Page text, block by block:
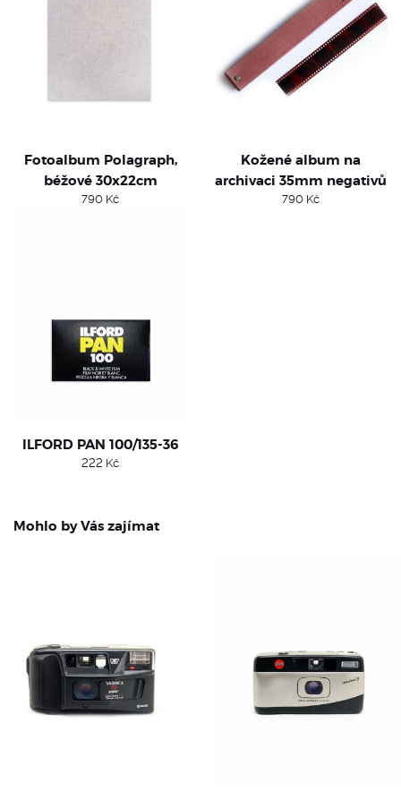
Fotoalbum Polagraph,
béžové 30x22cm
790 Kč
Kožené album na
archivaci 35mm negativů
790 Kč
ILFORD PAN 100/135-36
222 Kč
Mohlo by Vás zajímat